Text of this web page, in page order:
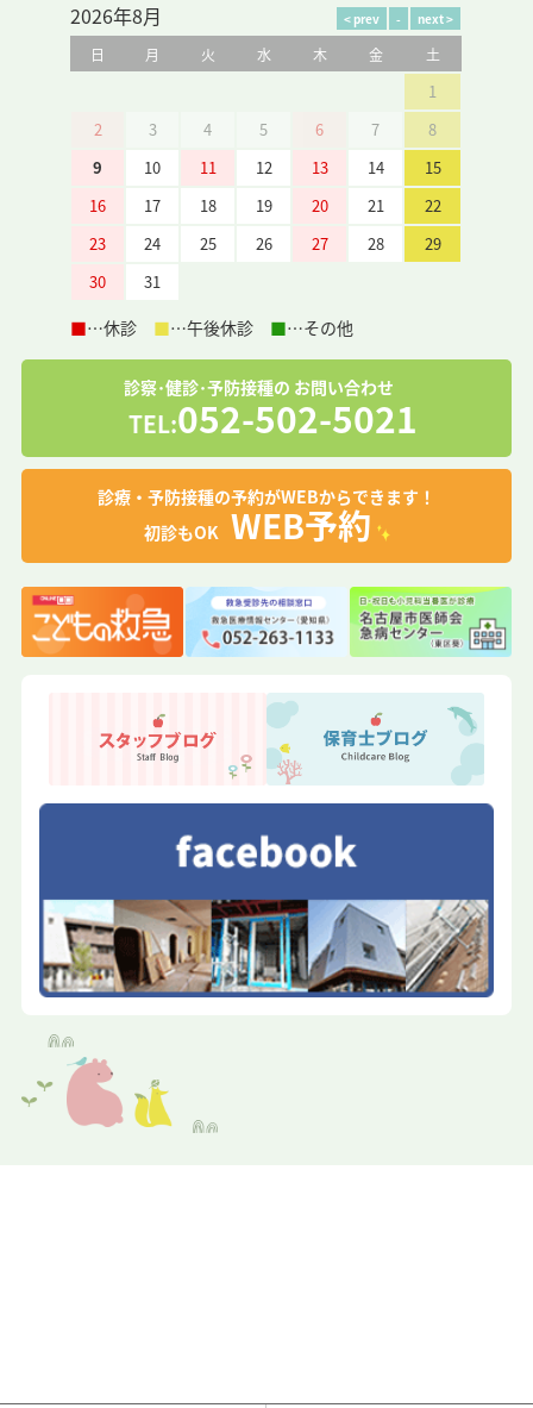
2026年8月
日 月 火 水 木 金 土
1
2
3 4 5 6 7
8
9
10 11 12 13 14
15
16
17 18 19 20 21
22
23
24 25 26 27 28
29
30
31
■…休診 ■…午後休診 ■…その他
診察･健診･予防接種の お問い合わせ
TEL:052-502-5021
診療・予防接種の予約がWEBからできます！
初診もOK WEB予約